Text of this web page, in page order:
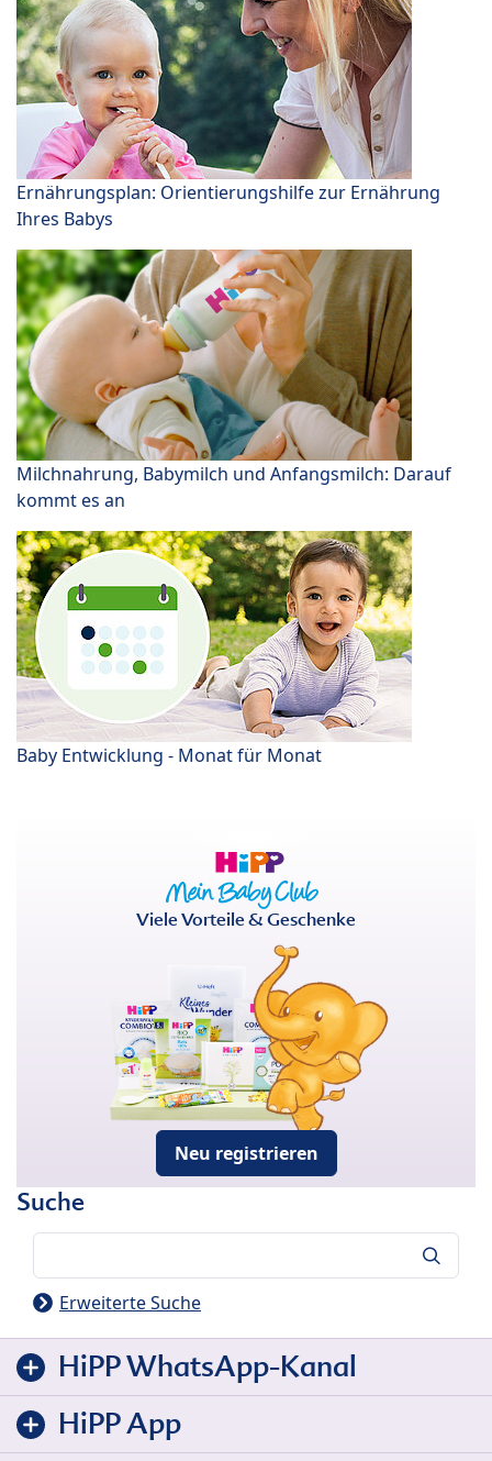
Ernährungsplan: Orientierungshilfe zur Ernährung
Ihres Babys
Milchnahrung, Babymilch und Anfangsmilch: Darauf
kommt es an
Baby Entwicklung - Monat für Monat
Viele Vorteile & Geschenke
Neu registrieren
Suche
Erweiterte Suche
HiPP WhatsApp-Kanal
HiPP App